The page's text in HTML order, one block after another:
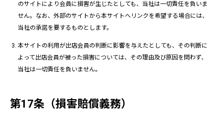
のサイトにより会員に損害が生じたとしても、当社は一切責任を負いま
せん。なお、外部のサイトから本サイトへリンクを希望する場合には、
当社の承諾を要するものとします。
本サイトの利用が出店会員の判断に影響を与えたとしても、その判断に
よって出店会員が被った損害については、その理由及び原因を問わず、
当社は一切責任を負いません。
第17条（損害賠償義務）